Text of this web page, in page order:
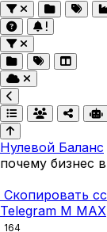
Нулевой Баланс
почему бизнес
Скопировать
Telegram M MAX
164